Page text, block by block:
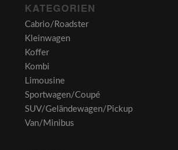
KATEGORIEN
Cabrio/Roadster
Kleinwagen
Koffer
Kombi
Limousine
Sportwagen/Coupé
SUV/Geländewagen/Pickup
Van/Minibus